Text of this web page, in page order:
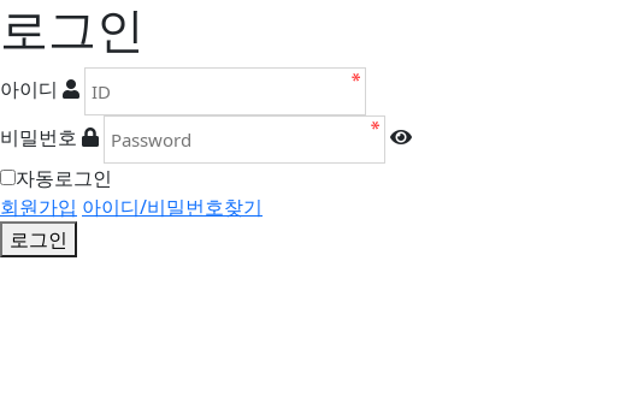
로그인
아이디
비밀번호
자동로그인
회원가입 아이디/비밀번호찾기
로그인